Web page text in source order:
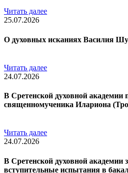
Читать далее
25.07.2026
О духовных исканиях Василия
Читать далее
24.07.2026
В Сретенской духовной академии
священномученика Илариона
Читать далее
24.07.2026
В Сретенской духовной академии
вступительные испытания в